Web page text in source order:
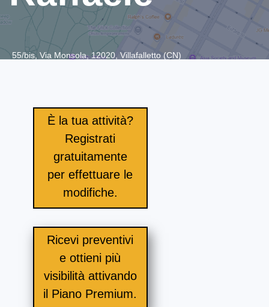
55/bis, Via Monsola, 12020, Villafalletto (CN)
È la tua attività?
Registrati
gratuitamente
per effettuare le
modifiche.
Ricevi preventivi
e ottieni più
visibilità attivando
il Piano Premium.